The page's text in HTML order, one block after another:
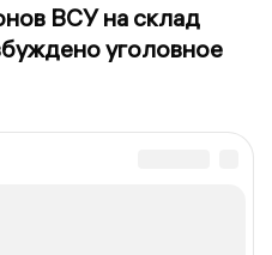
ВСУ на склад
уголовное